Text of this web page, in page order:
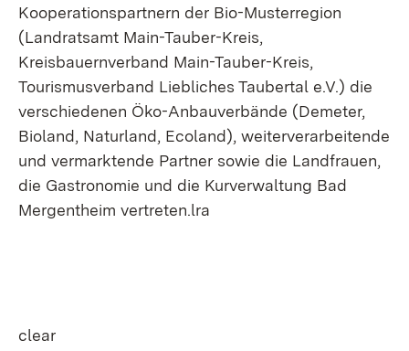
Kooperationspartnern der Bio-Musterregion
(Landratsamt Main-Tauber-Kreis,
Kreisbauernverband Main-Tauber-Kreis,
Tourismusverband Liebliches Taubertal e.V.) die
verschiedenen Öko-Anbauverbände (Demeter,
Bioland, Naturland, Ecoland), weiterverarbeitende
und vermarktende Partner sowie die Landfrauen,
die Gastronomie und die Kurverwaltung Bad
Mergentheim vertreten.lra
clear